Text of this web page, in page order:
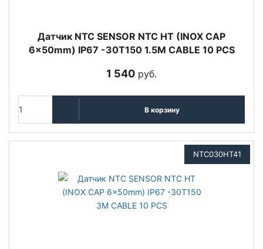
Датчик NTC SENSOR NTC HT (INOX CAP
6x50mm) IP67 -30T150 1.5M CABLE 10 PCS
1 540 руб.
В корзину
NTC030HT41